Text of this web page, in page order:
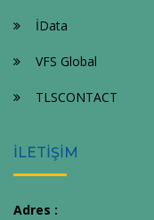
İData
VFS Global
TLSCONTACT
İLETİŞİM
Adres :